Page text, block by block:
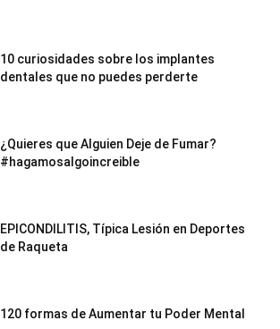
10 curiosidades sobre los implantes
dentales que no puedes perderte
¿Quieres que Alguien Deje de Fumar?
#hagamosalgoincreible
EPICONDILITIS, Típica Lesión en Deportes
de Raqueta
120 formas de Aumentar tu Poder Mental